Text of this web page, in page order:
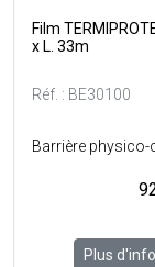
Film
x L. 33m
Réf. : BE30100
Plus